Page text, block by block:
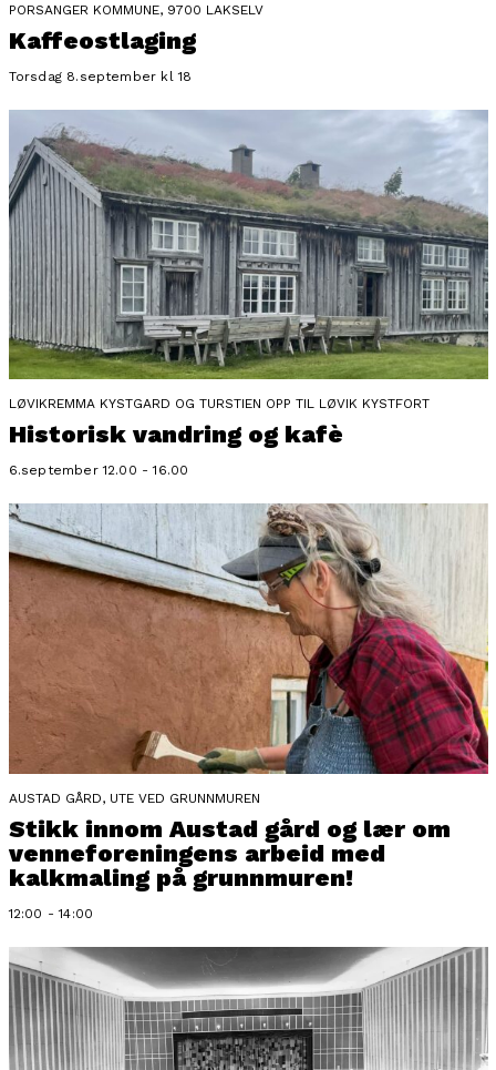
PORSANGER KOMMUNE, 9700 LAKSELV
Kaffeostlaging
Torsdag 8.september kl 18
LØVIKREMMA KYSTGARD OG TURSTIEN OPP TIL LØVIK KYSTFORT
Historisk vandring og kafè
6.september 12.00 - 16.00
AUSTAD GÅRD, UTE VED GRUNNMUREN
Stikk innom Austad gård og lær om
venneforeningens arbeid med
kalkmaling på grunnmuren!
12:00 - 14:00